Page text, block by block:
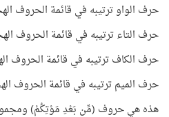
حرف الواو ترتيبه في قائمة الحروف
حرف التاء ترتيبه في قائمة الحروف
حرف الكاف ترتيبه في قائمة الحروف
حرف الميم ترتيبه في قائمة الحروف
هذه هي حروف (مِّن بَعْدِ مَوْتِكُمْ) ومجموع